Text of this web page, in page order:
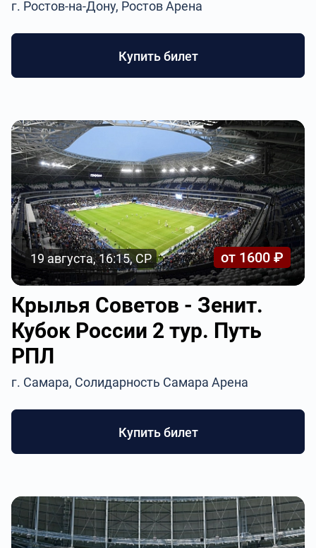
г. Ростов-на-Дону, Ростов Арена
Купить билет
19 августа, 16:15, СР от 1600 ₽
Крылья Советов - Зенит.
Кубок России 2 тур. Путь
РПЛ
г. Самара, Солидарность Самара Арена
Купить билет